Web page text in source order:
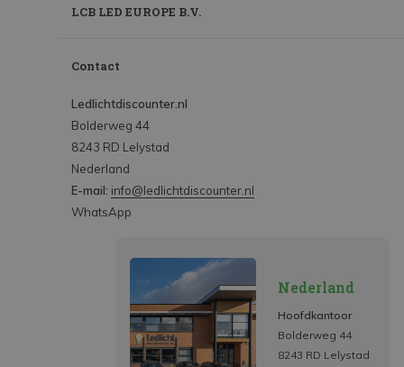
LCB LED EUROPE B.V.
Contact
Ledlichtdiscounter.nl
Bolderweg 44
8243 RD Lelystad
Nederland
E-mail: info@ledlichtdiscounter.nl
WhatsApp
Nederland
Hoofdkantoor
Bolderweg 44
8243 RD Lelystad